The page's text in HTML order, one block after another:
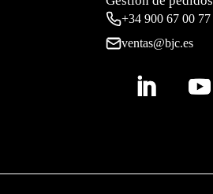
+34 900 67 00 77
ventas@bjc.es